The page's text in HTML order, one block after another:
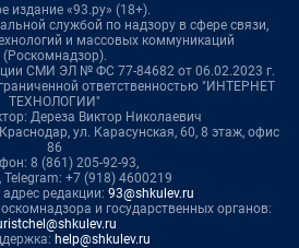
издание «93.ру» (18+).
службой по надзору в сфере связи,
и массовых коммуникаций
(Роскомнадзор).
СМИ ЭЛ № ФС 77-84682 от 06.02.2023 г.
ответственностью "ИНТЕРНЕТ
ТЕХНОЛОГИИ"
Дереза Виктор Николаевич
ул. Карасунская, 60, 8 этаж, офис
86
8 (861) 205-92-93,
Telegram: +7 (918) 4600219
редакции: 93@shkulev.ru
и государственных органов:
help@shkulev.ru